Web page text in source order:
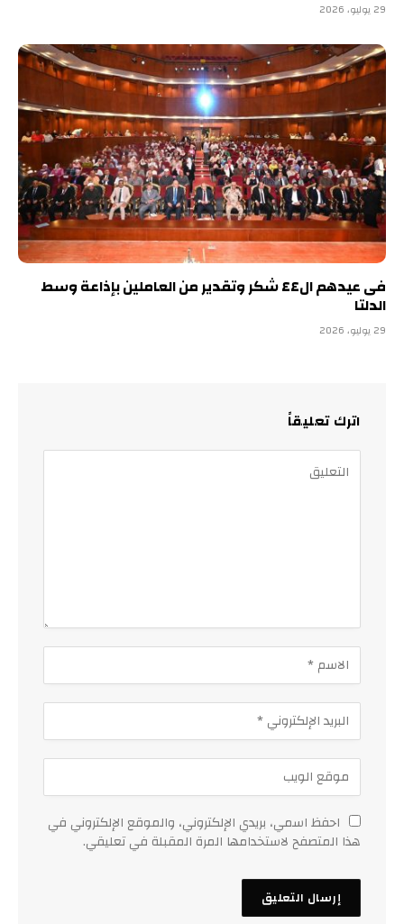
29 يوليو، 2026
فى عيدهم ال٤٤ شكر وتقدير من العاملين بإذاعة وسط
الدلتا
29 يوليو، 2026
اترك تعليقاً
احفظ اسمي، بريدي الإلكتروني، والموقع الإلكتروني في
هذا المتصفح لاستخدامها المرة المقبلة في تعليقي.